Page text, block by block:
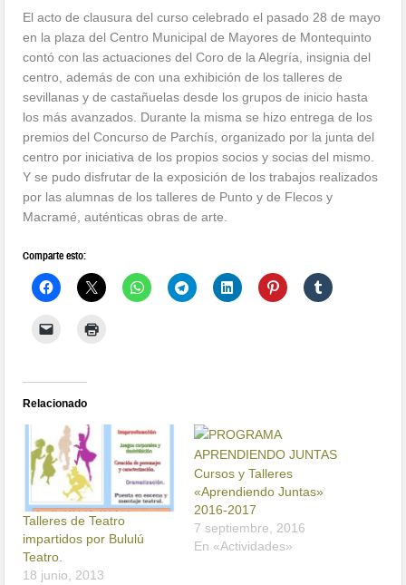
El acto de clausura del curso celebrado el pasado 28 de mayo
en la plaza del Centro Municipal de Mayores de Montequinto
contó con las actuaciones del Coro de la Alegría, insignia del
centro, además de con una exhibición de los talleres de
sevillanas y de castañuelas desde los grupos de inicio hasta
los más avanzados. Durante la misma se hizo entrega de los
premios del Concurso de Parchís, organizado por la junta del
centro por iniciativa de los propios socios y socias del mismo.
Y se pudo disfrutar de la exposición de los trabajos realizados
por las alumnas de los talleres de Punto y de Flecos y
Macramé, auténticas obras de arte.
Comparte esto:
Relacionado
Talleres de Teatro
impartidos por Bululú
Teatro.
18 junio, 2013
Cursos y Talleres
«Aprendiendo Juntas»
2016-2017
7 septiembre, 2016
En «Actividades»